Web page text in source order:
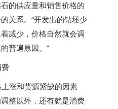
的供应量和销售价格的
关系。“开发出的钻坯少
减少，价格自然就会调
普遍原因。”
涨和货源紧缺的因素
整以外，还有就是消费